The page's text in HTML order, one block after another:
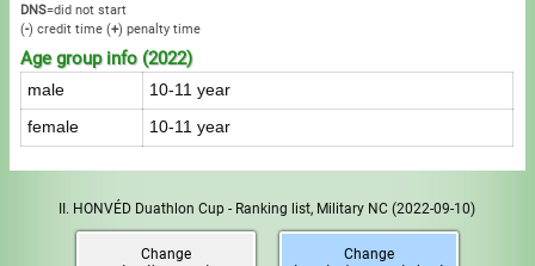
DNS=did not start
(-) credit time (+) penalty time
Age group info (2022)
male 10-11 year
female 10-11 year
II. HONVÉD Duathlon Cup - Ranking list, Military NC(2022-09-10)
Change
Change